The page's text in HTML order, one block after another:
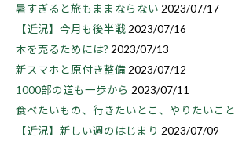
暑すぎると旅もままならない 2023/07/17
【近況】今月も後半戦 2023/07/16
本を売るためには? 2023/07/13
新スマホと原付き整備 2023/07/12
1000部の道も一歩から 2023/07/11
食べたいもの、行きたいとこ、やりたいこと
【近況】新しい週のはじまり 2023/07/09